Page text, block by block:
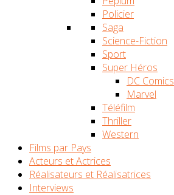
Policier
Saga
Science-Fiction
Sport
Super Héros
DC Comics
Marvel
Téléfilm
Thriller
Western
Films par Pays
Acteurs et Actrices
Réalisateurs et Réalisatrices
Interviews